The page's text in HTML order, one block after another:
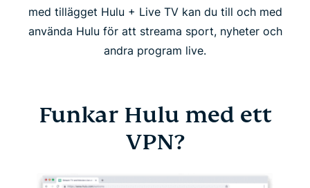
med tillägget Hulu + Live TV kan du till och med
använda Hulu för att streama sport, nyheter och
andra program live.
Funkar Hulu med ett
VPN?